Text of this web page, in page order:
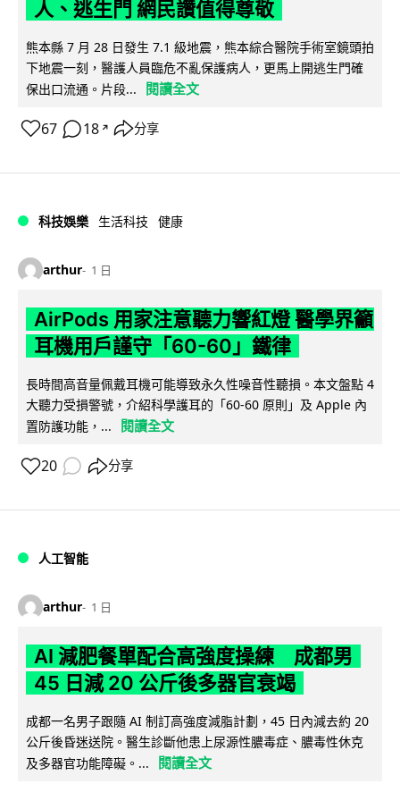
人、逃生門 網民讚值得尊敬
熊本縣 7 月 28 日發生 7.1 級地震，熊本綜合醫院手術室鏡頭拍
下地震一刻，醫護人員臨危不亂保護病人，更馬上開逃生門確
保出口流通。片段...
閱讀全文
67 18 ↗ 分享
科技娛樂 生活科技 健康
arthur 1 日
AirPods 用家注意聽力響紅燈 醫學界籲
耳機用戶謹守「60-60」鐵律
長時間高音量佩戴耳機可能導致永久性噪音性聽損。本文盤點 4
大聽力受損警號，介紹科學護耳的「60-60 原則」及 Apple 內
置防護功能，...
閱讀全文
20 分享
人工智能
arthur 1 日
AI 減肥餐單配合高強度操練 成都男
45 日減 20 公斤後多器官衰竭
成都一名男子跟隨 AI 制訂高強度減脂計劃，45 日內減去約 20
公斤後昏迷送院。醫生診斷他患上尿源性膿毒症、膿毒性休克
及多器官功能障礙。...
閱讀全文